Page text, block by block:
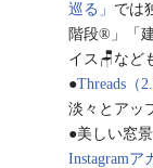
巡る」 では
階段®︎」「
イス🪑など
●Threads（
淡々とアッ
●美しい窓
Instagramア